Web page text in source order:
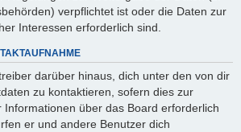
verpflichtet ist oder die Daten zur
Interessen erforderlich sind.
darüber hinaus, dich unter den von dir
zu kontaktieren, sofern dies zur
Informationen über das Board erforderlich
er und andere Benutzer dich